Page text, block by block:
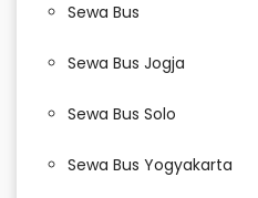
Sewa Bus
Sewa Bus Jogja
Sewa Bus Solo
Sewa Bus Yogyakarta